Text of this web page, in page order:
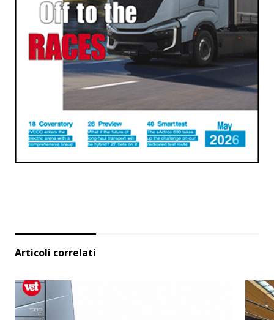
Articoli correlati